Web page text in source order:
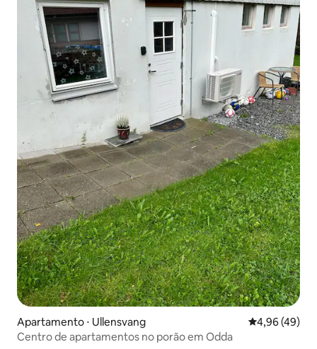
Apartamento ⋅ Ullensvang 4,96 de uma
4,96 (49)
Centro de apartamentos no porão em Odda